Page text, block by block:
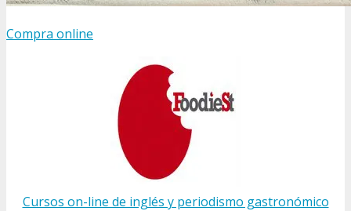
Compra online
Cursos on-line de inglés y periodismo gastronómico